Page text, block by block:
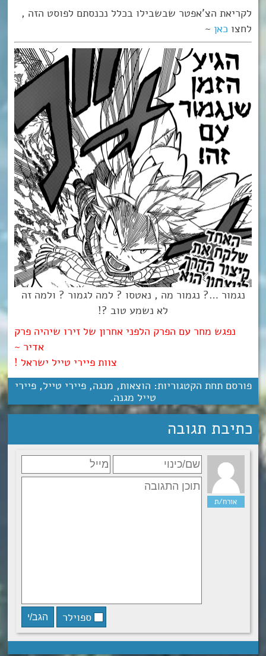
לקריאת הצ’אפטר שבשבילו בכלל נכנסתם לפוסט הזה ,
לחצו כאן ~
נגמור …? נגמור מה , נאטסו ? למה לגמור ? ולמה זה
לא נשמע טוב ?!
נפגש מחר עם הפרק הלפני אחרון של זירו שיהיה פרק
אדיר ~
צוות פיירי טייל ישראל !
פורסם תחת הקטגוריות: הוצאות, מנגה,פיירי טייל,פיירי
טייל מגנה.
כתיבת תגובה
ספוילר